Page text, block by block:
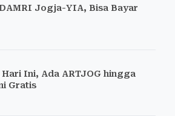
Jogja-YIA, Bisa Bayar
Ini, Ada ARTJOG hingga
Gratis